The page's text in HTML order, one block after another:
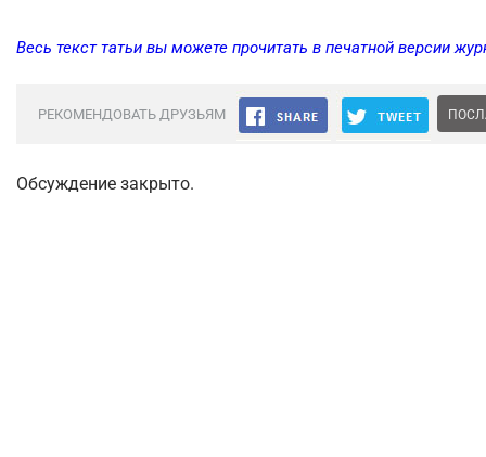
Весь текст татьи вы можете прочитать в печатной версии
РЕКОМЕНДОВАТЬ ДРУЗЬЯМ
Обсуждение закрыто.